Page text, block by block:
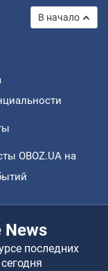
В начало
OBOZ.UA на
News
последних